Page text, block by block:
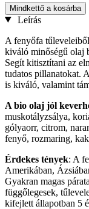
Mindkettő a kosárba
Leírás
A fenyőfa
kiváló minőségű olaj
Segít kitisztítani az
tudatos pillanatokat.
is kiváló, valamint
A bio olaj jól
muskotályzsálya,
gólyaorr, citrom,
fenyő, rozmaring,
Érdekes tények: A
Amerikában,
Gyakran magas
függőlegesek,
kifejlett állapotban 5